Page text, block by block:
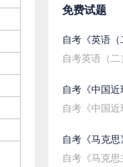
免费试题
自考《英语
自考英语（
自考《中国
自考《马克
自考《马克